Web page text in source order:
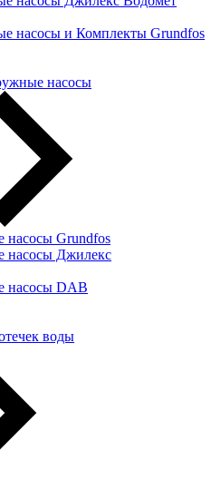
насосы и Комплекты Grundfos
насосы
Grundfos
насосы Джилекс
насосы DAB
воды